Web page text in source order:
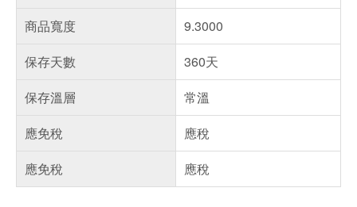
商品寬度
9.3000
保存天數
360天
保存溫層
常溫
應免稅
應稅
應免稅
應稅